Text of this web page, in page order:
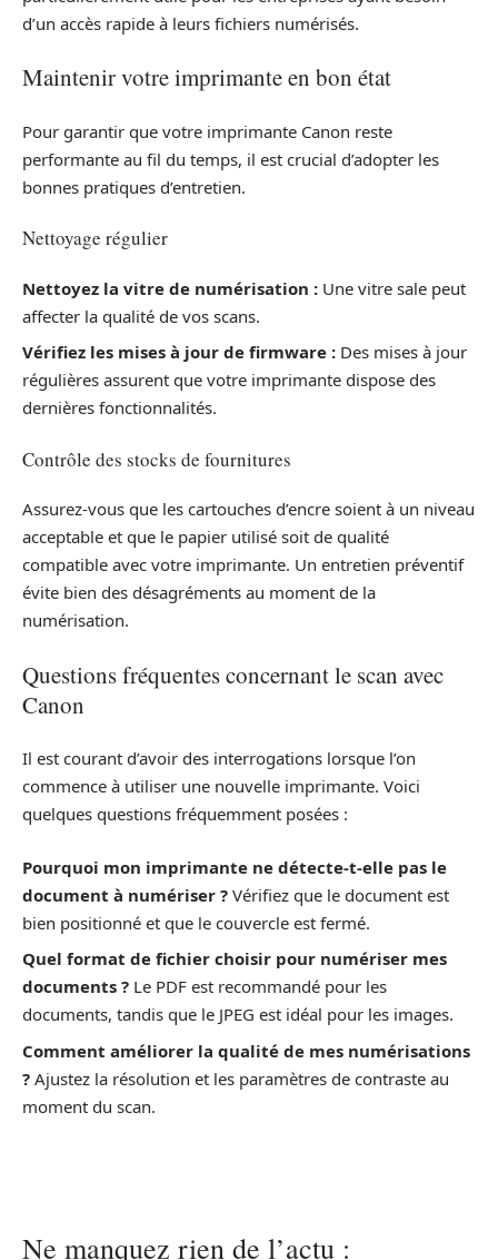
d’un accès rapide à leurs fichiers numérisés.
Maintenir votre imprimante en bon état
Pour garantir que votre imprimante Canon reste
performante au fil du temps, il est crucial d’adopter les
bonnes pratiques d’entretien.
Nettoyage régulier
Nettoyez la vitre de numérisation : Une vitre sale peut
affecter la qualité de vos scans.
Vérifiez les mises à jour de firmware : Des mises à jour
régulières assurent que votre imprimante dispose des
dernières fonctionnalités.
Contrôle des stocks de fournitures
Assurez-vous que les cartouches d’encre soient à un niveau
acceptable et que le papier utilisé soit de qualité
compatible avec votre imprimante. Un entretien préventif
évite bien des désagréments au moment de la
numérisation.
Questions fréquentes concernant le scan avec
Canon
Il est courant d’avoir des interrogations lorsque l’on
commence à utiliser une nouvelle imprimante. Voici
quelques questions fréquemment posées :
Pourquoi mon imprimante ne détecte-t-elle pas le
document à numériser ? Vérifiez que le document est
bien positionné et que le couvercle est fermé.
Quel format de fichier choisir pour numériser mes
documents ? Le PDF est recommandé pour les
documents, tandis que le JPEG est idéal pour les images.
Comment améliorer la qualité de mes numérisations
? Ajustez la résolution et les paramètres de contraste au
moment du scan.
Ne manquez rien de l’actu :